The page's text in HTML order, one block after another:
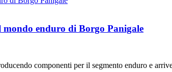
enduro di Borgo Panigale
componenti per il segmento enduro e